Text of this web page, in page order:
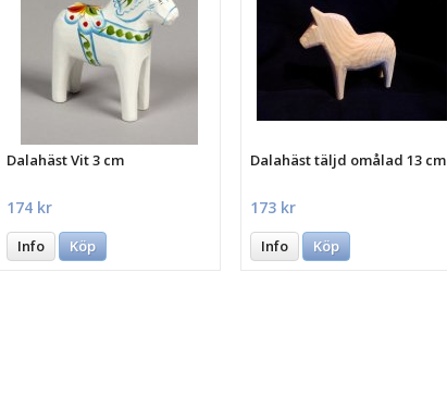
Dalahäst Vit 3 cm
174 kr
Info Köp
Dalahäst täljd omålad 13 cm
173 kr
Info Köp